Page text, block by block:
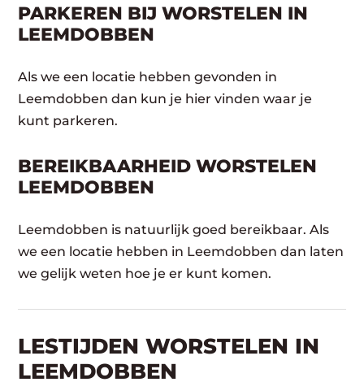
PARKEREN BIJ WORSTELEN IN
LEEMDOBBEN
Als we een locatie hebben gevonden in
Leemdobben dan kun je hier vinden waar je
kunt parkeren.
BEREIKBAARHEID WORSTELEN
LEEMDOBBEN
Leemdobben is natuurlijk goed bereikbaar. Als
we een locatie hebben in Leemdobben dan laten
we gelijk weten hoe je er kunt komen.
LESTIJDEN WORSTELEN IN
LEEMDOBBEN